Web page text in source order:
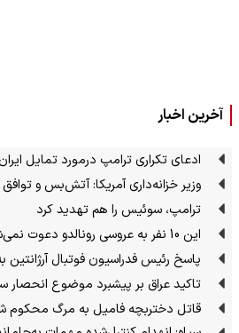
آخرین اخبار
ادعای تکراری ترامپ درمورد تمایل
وزیر خزانه‌داری آمریکا: آتش‌بس و
ترامپ، سوئیس را هم تهدید کرد
این 10 نفر به عروسی رونالدو دعوت نمی‌شوند!
پاسخ رئیس فدراسیون فوتبال
تاکید عراق بر پیشبرد موضوع
قاتل دختربچه فامیل به مرگ محکوم